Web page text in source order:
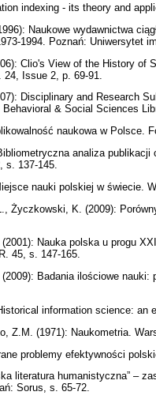
indexing - its theory and
Naukowe wydawnictwa
1994. Poznań: Uniwersytet
Clio's View of the History of
Issue 2, p. 69-91.
Disciplinary and Research
Behavioral & Social Sciences
naukowa w Polsce.
analiza
s. 137-145.
nauki polskiej w świecie.
Życzkowski, K. (2009):
Nauka polska u progu
45, s. 147-165.
Badania ilościowe
information science:
Z.M. (1971): Naukometria.
problemy efektywności
literatura humanistyczna” –
Sorus, s. 65-72.